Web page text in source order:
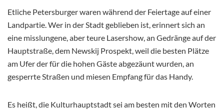
Etliche Petersburger waren während der Feiertage auf einer
Landpartie. Wer in der Stadt geblieben ist, erinnert sich an
eine misslungene, aber teure Lasershow, an Gedränge auf der
Hauptstraße, dem Newskij Prospekt, weil die besten Plätze
am Ufer der für die hohen Gäste abgezäunt wurden, an
gesperrte Straßen und miesen Empfang für das Handy.
Es heißt, die Kulturhauptstadt sei am besten mit den Worten